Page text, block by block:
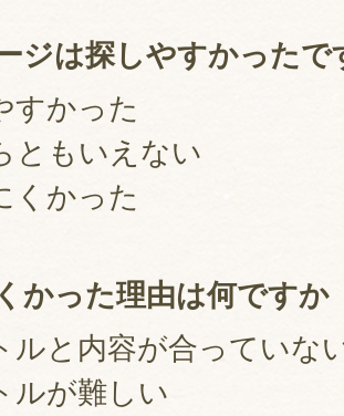
ジは探しやすかったで
すかった
ともいえない
くかった
かった理由は何ですか
ルと内容が合っていな
ルが難しい